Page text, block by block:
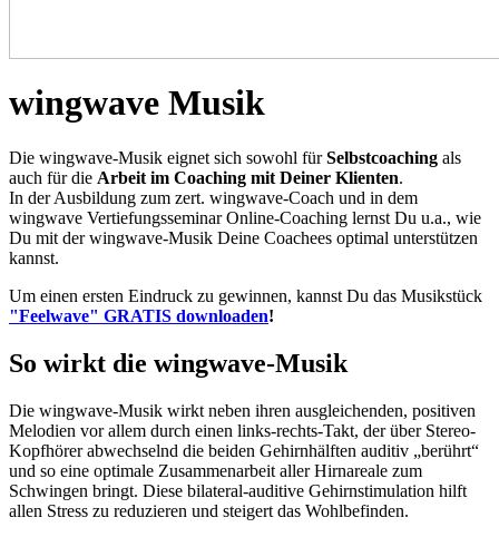
wingwave Musik
Die wingwave-Musik eignet sich sowohl fürSelbstcoaching als
auch für die Arbeit im Coaching mit Deiner Klienten.
In der Ausbildung zum zert. wingwave-Coach und in dem
wingwave Vertiefungsseminar Online-Coaching lernst Du u.a., wie
Du mit der wingwave-Musik Deine Coachees optimal unterstützen
kannst.
Um einen ersten Eindruck zu gewinnen, kannst Du das Musikstück
"Feelwave" GRATIS downloaden!
So wirkt die wingwave-Musik
Die wingwave-Musik wirkt neben ihren ausgleichenden, positiven
Melodien vor allem durch einen links-rechts-Takt, der über Stereo-
Kopfhörer abwechselnd die beiden Gehirnhälften auditiv „berührt“
und so eine optimale Zusammenarbeit aller Hirnareale zum
Schwingen bringt. Diese bilateral-auditive Gehirnstimulation hilft
allen Stress zu reduzieren und steigert das Wohlbefinden.